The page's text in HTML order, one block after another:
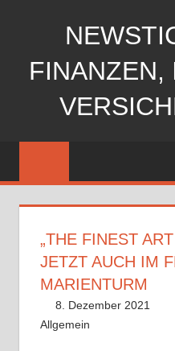
FINANZEN,
„THE FINEST
JETZT AUCH IM
MARIENTURM
8. Dezember 2021
Allgemein